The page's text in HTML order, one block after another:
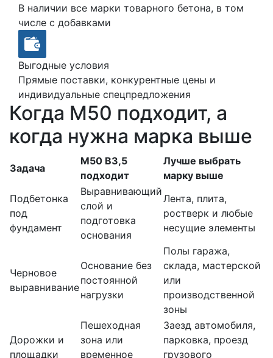
В наличии все марки товарного бетона, в том
числе с добавками
Выгодные условия
Прямые поставки, конкурентные цены и
индивидуальные спецпредложения
Когда М50 подходит, а
когда нужна марка выше
Задача
М50 В3,5
подходит
Лучше выбрать
марку выше
Подбетонка
под
фундамент
Выравнивающий
слой и
подготовка
основания
Лента, плита,
ростверк и любые
несущие элементы
Черновое
выравнивание
Основание без
постоянной
нагрузки
Полы гаража,
склада, мастерской
или
производственной
зоны
Дорожки и
площадки
Пешеходная
зона или
временное
Заезд автомобиля,
парковка, проезд
грузового